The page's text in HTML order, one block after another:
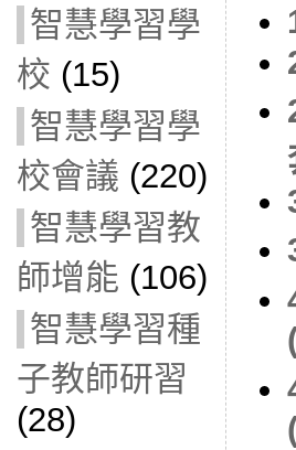
智慧學習學
校 (15)
智慧學習學
校會議 (220)
智慧學習教
師增能 (106)
智慧學習種
子教師研習
(28)